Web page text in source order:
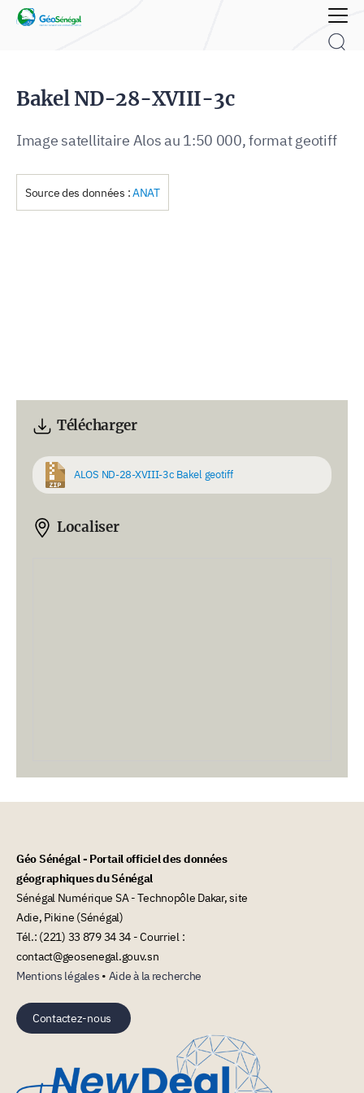
Rechercher :
Bakel ND-28-XVIII-3c
Image satellitaire Alos au 1:50 000, format geotiff
Source des données :ANAT
Télécharger
ALOS ND-28-XVIII-3c Bakel geotiff
Localiser
Géo Sénégal - Portail officiel des données
géographiques du Sénégal
Sénégal Numérique SA - Technopôle Dakar, site
Adie, Pikine (Sénégal)
Tél.: (221) 33 879 34 34 - Courriel :
contact@geosenegal.gouv.sn
Mentions légales • Aide à la recherche
Contactez-nous